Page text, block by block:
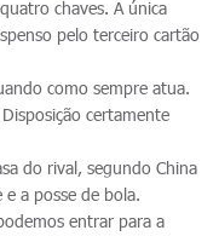
chaves. A única
pelo terceiro cartão
como sempre atua.
certamente
do rival, segundo China
e a posse de bola.
entrar para a